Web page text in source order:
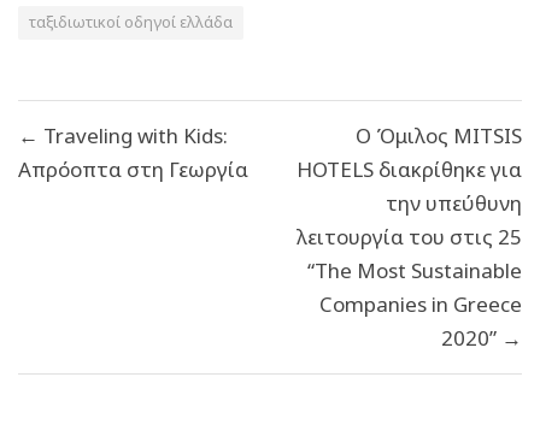
ταξιδιωτικοί οδηγοί ελλάδα
άρθρων
← Traveling with Kids:
Απρόοπτα στη Γεωργία
O Όμιλος MITSIS
HOTELS διακρίθηκε για
την υπεύθυνη
λειτουργία του στις 25
“The Most Sustainable
Companies in Greece
2020” →